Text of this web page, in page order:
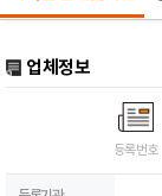
업체정보
등록번호